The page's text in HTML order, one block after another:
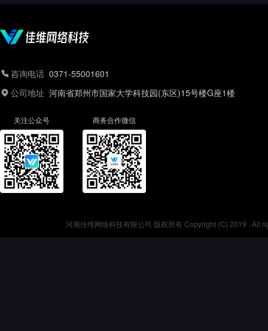
咨询电话 0371-55001601
公司地址 河南省郑州市国家大学科技园(东区)15号楼G座1楼
关注公众号 商务合作微信
河南佳维网络科技有限公司 版权所有 Copyright (C) 2019 . All